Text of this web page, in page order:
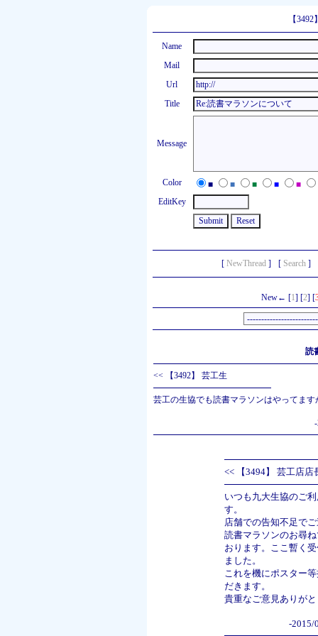
【
Name
Mail
Url
Title
Message
Color ■ ■ ■ ■
■
EditKey
[ NewThread] [ Search]
New← [1] [2] [
読
<< 【3492】 芸工生
芸工の生協でも読書マラソンはやってます
<< 【3494】 芸工店
いつも九大生協のご
す。
店舗での告知不足で
読書マラソンのお尋
おります。ここ暫く
ました。
これを機にポスター
だきます。
貴重なご意見ありが
-2015/